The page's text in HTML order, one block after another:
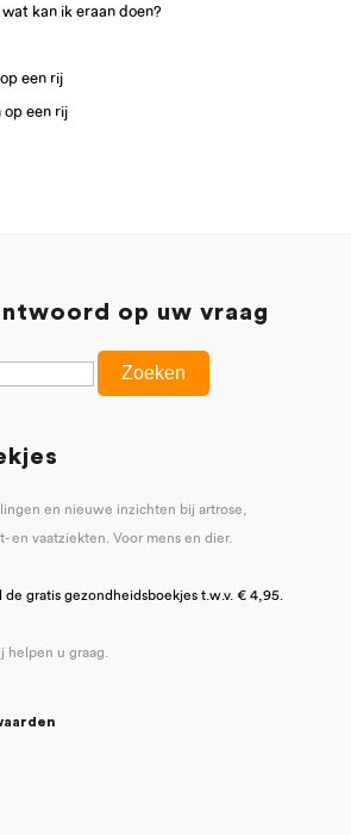
kan ik eraan doen?
een rij
op een rij
op uw vraag
en nieuwe inzichten bij artrose,
en vaatziekten. Voor mens en dier.
de gratis gezondheidsboekjes t.w.v. € 4,95.
helpen u graag.